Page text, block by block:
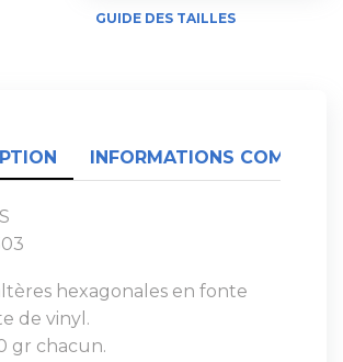
GUIDE DES TAILLES
INFORMATIONS
hexagonales en fonte
de vinyl.
gr chacun.